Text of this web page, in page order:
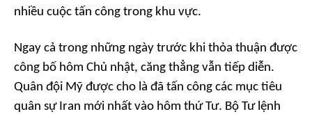
nhiều cuộc tấn công trong khu vực.
Ngay cả trong những ngày trước khi thỏa thuận được
công bố hôm Chủ nhật, căng thẳng vẫn tiếp diễn.
Quân đội Mỹ được cho là đã tấn công các mục tiêu
quân sự Iran mới nhất vào hôm thứ Tư. Bộ Tư lệnh